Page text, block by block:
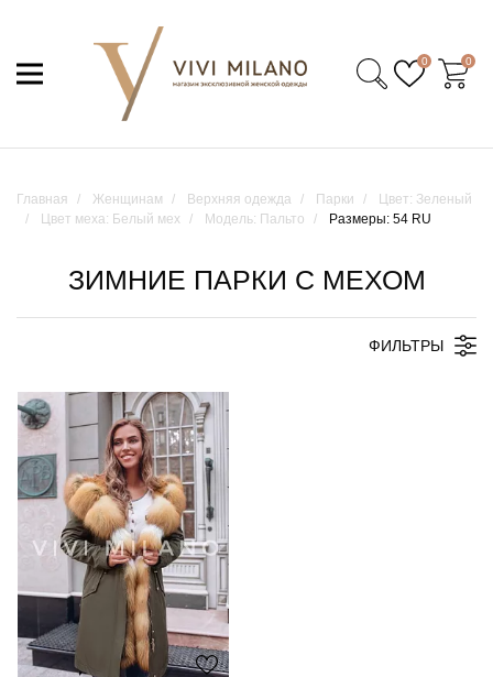
0 0
Главная Женщинам Верхняя одежда Парки
Цвет: Зеленый
Цвет меха: Белый мех
Модель: Пальто Размеры: 54 RU
ЗИМНИЕ ПАРКИ С МЕХОМ
ФИЛЬТРЫ